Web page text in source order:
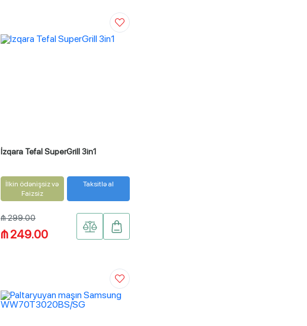
İzqara Tefal SuperGrill 3in1
İlkin ödənişsiz və
Faizsiz
Taksitlə al
₼ 299.00
₼ 249.00